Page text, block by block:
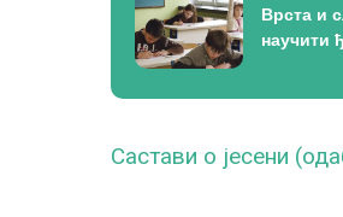
Врста и
научити
Састави о јесени